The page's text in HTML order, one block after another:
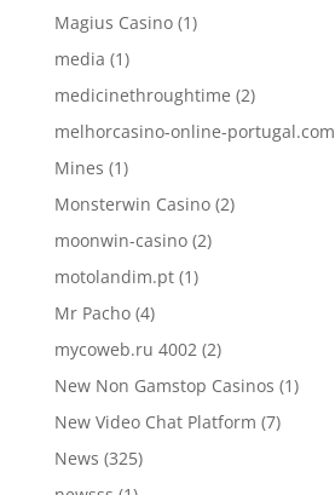
Magius Casino(1)
media (1)
medicinethroughtime (2)
melhorcasino-online-portugal.com
Mines (1)
Monsterwin Casino(2)
moonwin-casino(2)
motolandim.pt(1)
Mr Pacho(4)
mycoweb.ru 4002(2)
New Non Gamstop Casinos (1)
New Video Chat Platform (7)
News (325)